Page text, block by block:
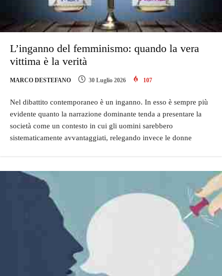
L’inganno del femminismo: quando la vera
vittima è la verità
MARCO DESTEFANO 30 Luglio 2026 107
Nel dibattito contemporaneo è un inganno. In esso è sempre più
evidente quanto la narrazione dominante tenda a presentare la
società come un contesto in cui gli uomini sarebbero
sistematicamente avvantaggiati, relegando invece le donne